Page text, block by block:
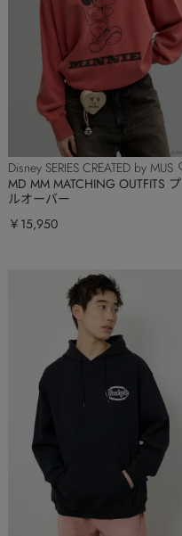
Disney SERIES CREATED by MUS
MD MM MATCHING OUTFITS プ
ルオーバー
￥15,950